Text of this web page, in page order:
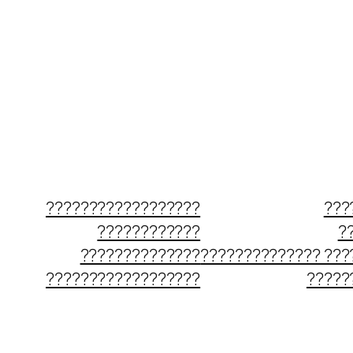
??????????????
??????????????????
????????????
??????????????
??????????????????